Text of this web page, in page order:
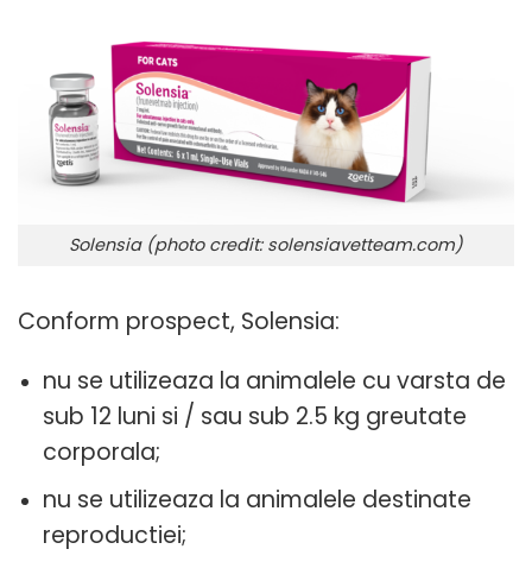
Solensia (photo credit: solensiavetteam.com)
Conform prospect, Solensia:
nu se utilizeaza la animalele cu varsta de
sub 12 luni si / sau sub 2.5 kg greutate
corporala;
nu se utilizeaza la animalele destinate
reproductiei;